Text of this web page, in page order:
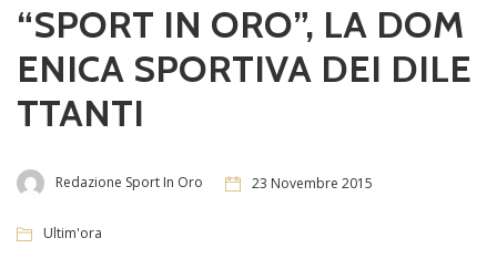
“SPORT IN ORO”, LA DOM
ENICA SPORTIVA DEI DILE
TTANTI
Redazione Sport In Oro 23 Novembre 2015
Ultim'ora